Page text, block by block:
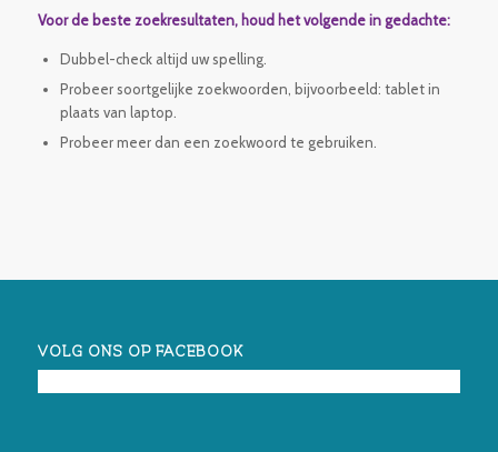
Voor de beste zoekresultaten, houd het volgende in gedachte:
Dubbel-check altijd uw spelling.
Probeer soortgelijke zoekwoorden, bijvoorbeeld: tablet in
plaats van laptop.
Probeer meer dan een zoekwoord te gebruiken.
VOLG ONS OP FACEBOOK